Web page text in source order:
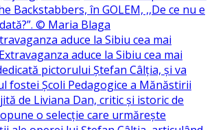
aduce la Sibiu cea mai